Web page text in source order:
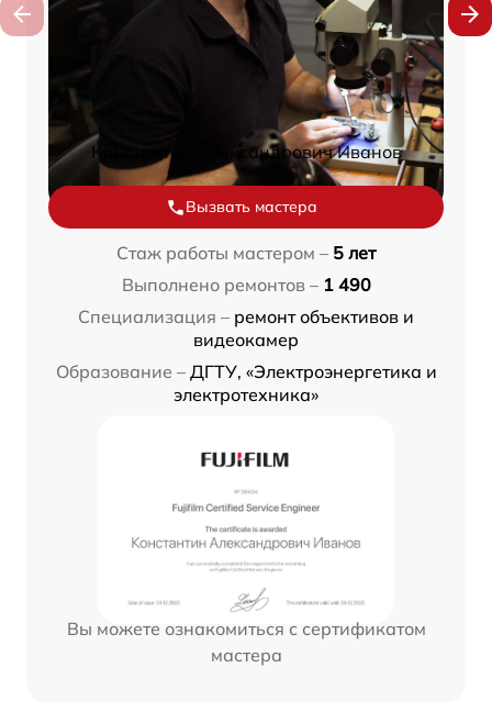
Константин Александрович Иванов
Вызвать мастера
Стаж работы мастером – 5 лет
Выполнено ремонтов – 1 490
Специализация – ремонт объективов и
видеокамер
Образование – ДГТУ, «Электроэнергетика и
электротехника»
Вы можете ознакомиться с сертификатом
мастера